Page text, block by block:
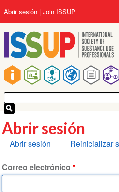
al
contenido
principal
Main
navigation
User
account
menu
Abrir sesión Join ISSUP
Abrir sesión
Solapas
Abrir sesión Reinicializar
Correo electrónico